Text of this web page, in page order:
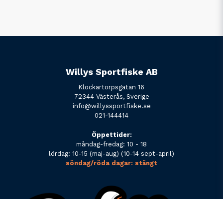
Willys Sportfiske AB
Klockartorpsgatan 16
72344 Västerås, Sverige
info@willyssportfiske.se
021-144414
Öppettider:
måndag-fredag: 10 - 18
lördag: 10-15 (maj-aug) (10-14 sept-april)
söndag/röda dagar: stängt